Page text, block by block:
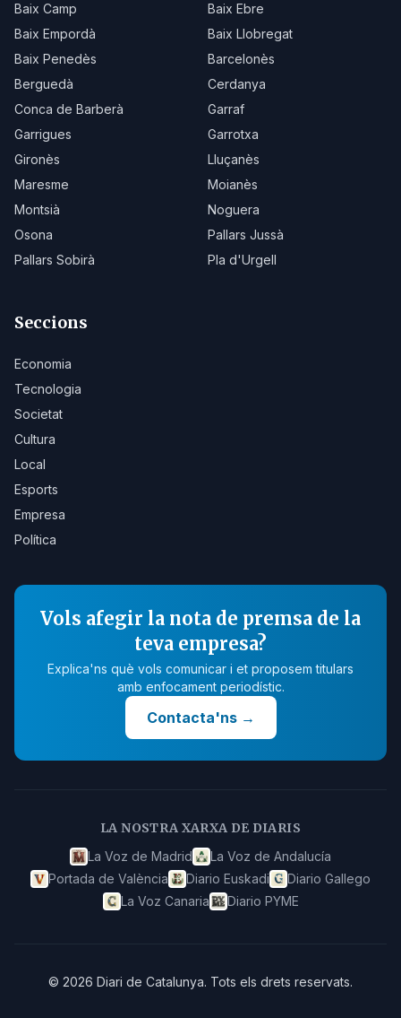
Baix Camp
Baix Ebre
Baix Empordà
Baix Llobregat
Baix Penedès
Barcelonès
Berguedà
Cerdanya
Conca de Barberà
Garraf
Garrigues
Garrotxa
Gironès
Lluçanès
Maresme
Moianès
Montsià
Noguera
Osona
Pallars Jussà
Pallars Sobirà
Pla d'Urgell
Seccions
Economia
Tecnologia
Societat
Cultura
Local
Esports
Empresa
Política
Vols afegir la nota de premsa de la
teva empresa?
Explica'ns què vols comunicar i et proposem titulars
amb enfocament periodístic.
Contacta'ns→
LA NOSTRA XARXA DE DIARIS
La Voz de Madrid
La Voz de Andalucía
Portada de València
Diario Euskadi
Diario Gallego
La Voz Canaria
Diario PYME
© 2026 Diari de Catalunya. Tots els drets reservats.